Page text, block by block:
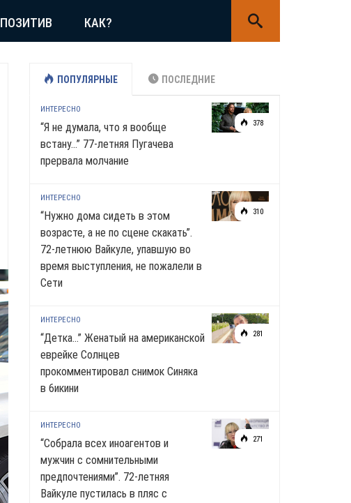
ПОЗИТИВ КАК?
ПОПУЛЯРНЫЕ ПОСЛЕДНИЕ
378
ИНТЕРЕСНО
“Я не думала, что я вообще
встану…” 77-летняя Пугачева
прервала молчание
310
ИНТЕРЕСНО
“Нужно дома сидеть в этом
возрасте, а не по сцене скакать”.
72-летнюю Вайкуле, упавшую во
время выступления, не пожалели в
Сети
281
ИНТЕРЕСНО
“Детка…” Женатый на американской
еврейке Солнцев
прокомментировал снимок Синяка
в 6икини
271
ИНТЕРЕСНО
“Собрала всех иноагентов и
мужчин с сомнительными
предпочтениями”. 72-летняя
Вайкуле пустилась в пляс с